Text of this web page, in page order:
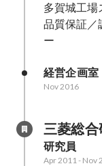
多賀城工場
品質保証／
ー
経営企画
Nov 2016
三菱総
研究員
Apr 2011- Nov